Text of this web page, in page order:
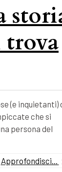
trova
(e inquietanti)
che si
persona del
Approfondisci...